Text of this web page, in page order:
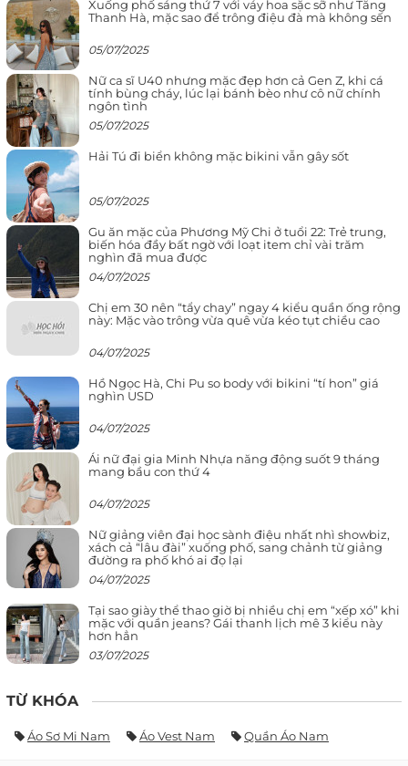
Xuống phố sáng thứ 7 với váy hoa sặc sỡ như Tăng
Thanh Hà, mặc sao để trông điệu đà mà không sến
05/07/2025
Nữ ca sĩ U40 nhưng mặc đẹp hơn cả Gen Z, khi cá
tính bùng cháy, lúc lại bánh bèo như cô nữ chính
ngôn tình
05/07/2025
Hải Tú đi biển không mặc bikini vẫn gây sốt
05/07/2025
Gu ăn mặc của Phương Mỹ Chi ở tuổi 22: Trẻ trung,
biến hóa đầy bất ngờ với loạt item chỉ vài trăm
nghìn đã mua được
04/07/2025
Chị em 30 nên “tẩy chay” ngay 4 kiểu quần ống rộng
này: Mặc vào trông vừa quê vừa kéo tụt chiều cao
04/07/2025
Hồ Ngọc Hà, Chi Pu so body với bikini “tí hon” giá
nghìn USD
04/07/2025
Ái nữ đại gia Minh Nhựa năng động suốt 9 tháng
mang bầu con thứ 4
04/07/2025
Nữ giảng viên đại học sành điệu nhất nhì showbiz,
xách cả “lâu đài” xuống phố, sang chảnh từ giảng
đường ra phố khó ai đọ lại
04/07/2025
Tại sao giày thể thao giờ bị nhiều chị em “xếp xó” khi
mặc với quần jeans? Gái thanh lịch mê 3 kiểu này
hơn hẳn
03/07/2025
TỪ KHÓA
Áo Sơ Mi Nam Áo Vest Nam Quần Áo Nam